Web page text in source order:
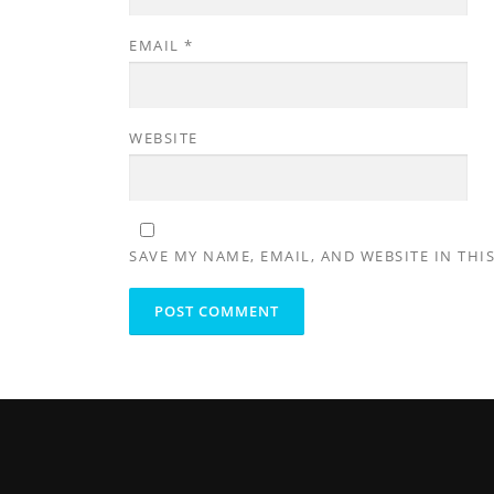
EMAIL *
WEBSITE
SAVE MY NAME, EMAIL, AND WEBSITE IN